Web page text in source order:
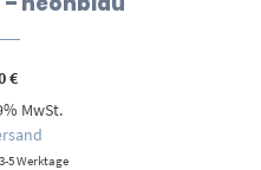
€
MwSt.
5 Werktage